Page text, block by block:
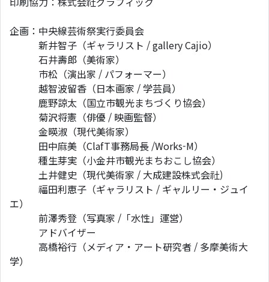
企画：中央線芸術祭実行委員会
新井智子（ギャラリスト / gallery Cajio）
石井壽郎（美術家）
市松（演出家 / パフォーマー）
越智波留香（日本画家 / 学芸員）
鹿野諒太（国立市観光まちづくり協会）
菊沢将憲（俳優 / 映画監督）
金暎淑（現代美術家）
田中麻美（ClafT事務局長 /Works-M）
種生芽実（小金井市観光まちおこし協会）
土井健史（現代美術家 / 大成建設株式会社)
福田利恵子（ギャラリスト / ギャルリー・ジュイ
エ）
前澤秀登（写真家 /「水性」運営）
アドバイザー
高橋裕行（メディア・アート研究者 / 多摩美術大
学）